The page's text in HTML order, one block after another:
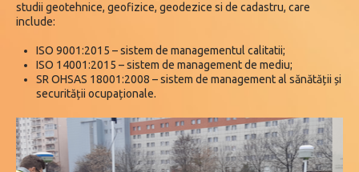
studii geotehnice, geofizice, geodezice si de cadastru, care
include:
ISO 9001:2015 – sistem de managementul calitatii;
ISO 14001:2015 – sistem de management de mediu;
SR OHSAS 18001:2008 – sistem de management al sănătății și
securității ocupaționale.